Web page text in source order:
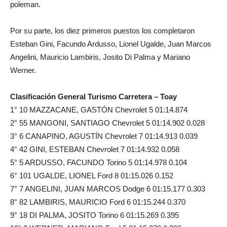
poleman.
Por su parte, los diez primeros puestos los completaron
Esteban Gini, Facundo Ardusso, Lionel Ugalde, Juan Marcos
Angelini, Mauricio Lambiris, Josito Di Palma y Mariano
Werner.
Clasificación General Turismo Carretera – Toay
1° 10 MAZZACANE, GASTÓN Chevrolet 5 01:14.874
2° 55 MANGONI, SANTIAGO Chevrolet 5 01:14.902 0.028
3° 6 CANAPINO, AGUSTÍN Chevrolet 7 01:14.913 0.039
4° 42 GINI, ESTEBAN Chevrolet 7 01:14.932 0.058
5° 5 ARDUSSO, FACUNDO Torino 5 01:14.978 0.104
6° 101 UGALDE, LIONEL Ford 8 01:15.026 0.152
7° 7 ANGELINI, JUAN MARCOS Dodge 6 01:15.177 0.303
8° 82 LAMBIRIS, MAURICIO Ford 6 01:15.244 0.370
9° 18 DI PALMA, JOSITO Torino 6 01:15.269 0.395